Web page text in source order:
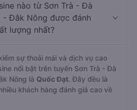
nào từ Sơn Trà - Đà
- Đắk Nông được đánh
lượng nhất?
sự thoải mái và dịch vụ cao
nổi bật trên tuyến Sơn Trà - Đà
Nông là Quốc Đạt. Đây đều là
khách hàng đánh giá cao về